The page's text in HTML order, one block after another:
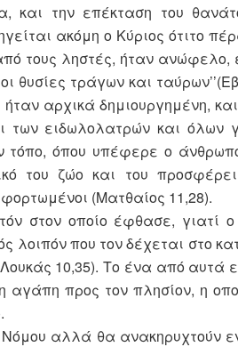
την επέκταση του
ακόμη ο Κύριος ότιτο
τους ληστές, ήταν ανώφελο,
θυσίες τράγων και
αρχικά δημιουργημένη,
των ειδωλολατρών και όλων
τόπο, όπου υπέφερε ο
του ζώο και του
(Ματθαίος 11,28).
στον οποίο έφθασε, γιατί ο
λοιπόν που τον δέχεται στο
10,35). Το ένα από αυτά
προς τον πλησίον, η
αλλά θα ανακηρυχτούν